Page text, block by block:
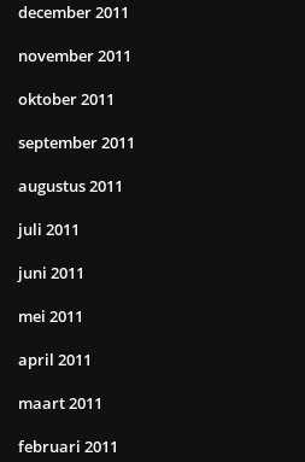
december 2011
november 2011
oktober 2011
september 2011
augustus 2011
juli 2011
juni 2011
mei 2011
april 2011
maart 2011
februari 2011